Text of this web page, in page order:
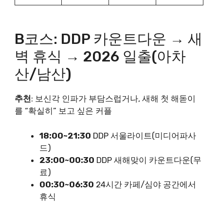
B코스: DDP 카운트다운 → 새
벽 휴식 → 2026 일출(아차
산/남산)
추천: 보신각 인파가 부담스럽거나, 새해 첫 해돋이
를 “확실히” 보고 싶은 커플
18:00~21:30 DDP 서울라이트(미디어파사
드)
23:00~00:30 DDP 새해맞이 카운트다운(무
료)
00:30~06:30 24시간 카페/심야 공간에서
휴식